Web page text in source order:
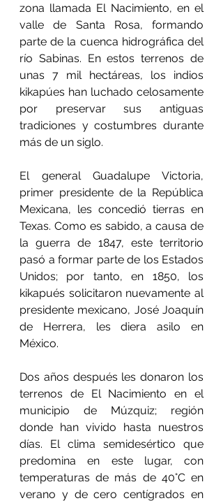
zona llamada El Nacimiento, en el
valle de Santa Rosa, formando
parte de la cuenca hidrográfica del
río Sabinas. En estos terrenos de
unas 7 mil hectáreas, los indios
kikapúes han luchado celosamente
por preservar sus antiguas
tradiciones y costumbres durante
más de un siglo.
El general Guadalupe Victoria,
primer presidente de la República
Mexicana, les concedió tierras en
Texas. Como es sabido, a causa de
la guerra de 1847, este territorio
pasó a formar parte de los Estados
Unidos; por tanto, en 1850, los
kikapués solicitaron nuevamente al
presidente mexicano, José Joaquín
de Herrera, les diera asilo en
México.
Dos años después les donaron los
terrenos de El Nacimiento en el
municipio de Múzquiz; región
donde han vivido hasta nuestros
días. El clima semidesértico que
predomina en este lugar, con
temperaturas de más de 40°C en
verano y de cero centígrados en